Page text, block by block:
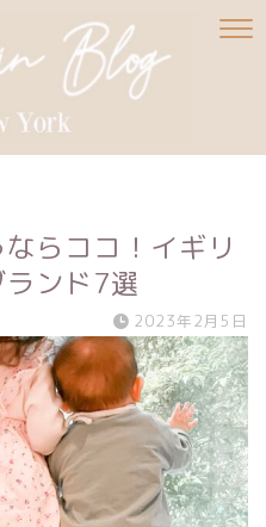
らココ！イギリ
ンド7選
2023年2月5日